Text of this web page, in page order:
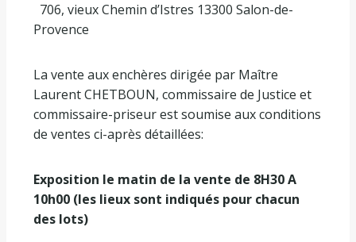
706, vieux Chemin d’Istres 13300 Salon-de-
Provence
La vente aux enchères dirigée par Maître
Laurent CHETBOUN, commissaire de Justice et
commissaire-priseur est soumise aux conditions
de ventes ci-après détaillées:
Exposition le matin de la vente de 8H30 A
10h00 (les lieux sont indiqués pour chacun
des lots)